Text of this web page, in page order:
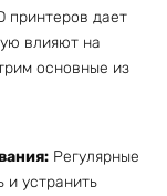
принтеров дает
влияют на
основные из
Регулярные
и устранить